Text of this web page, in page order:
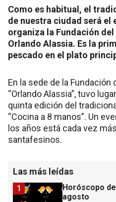
Como es habitual, el
de nuestra ciudad será el
organiza la Fundación
Orlando Alassia. Es la
pescado en el plato
En la sede de la
“Orlando Alassia”, tuvo
quinta edición del
“Cocina a 8 manos”. Un
los años está cada vez
santafesinos.
Las más leídas
Horóscopo
agosto
1